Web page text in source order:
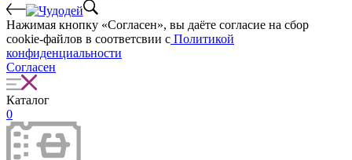
Нажимая кнопку «Согласен», вы даёте cогласие на сбор
cookie-файлов в соответсвии с Политикой
конфиденциальности
Согласен
Каталог
0